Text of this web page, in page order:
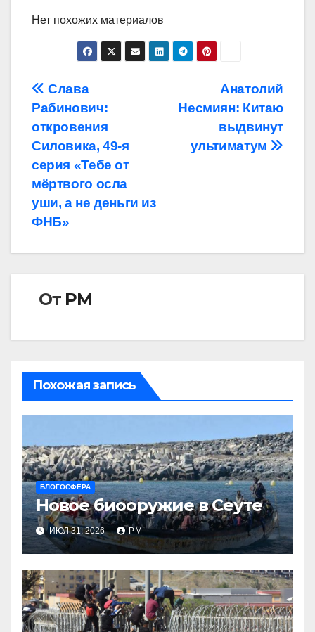
Нет похожих материалов
Навигация
по
записям
Анатолий
Несмиян: Китаю
выдвинут
ультиматум
Слава
Рабинович:
откровения
Силовика, 49-я
серия «Тебе от
мёртвого осла
уши, а не деньги из
ФНБ»
От РМ
Похожая запись
БЛОГОСФЕРА
Новое биооружие в Сеуте
ИЮЛ 31, 2026 РМ